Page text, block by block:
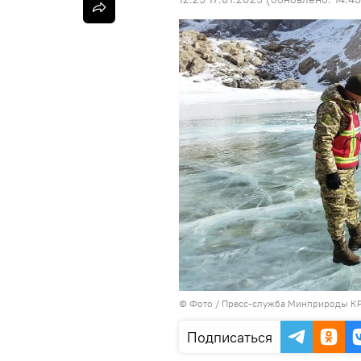
© Фото / Пресс-служба Минприроды
Подписаться